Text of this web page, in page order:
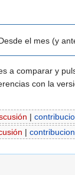
el mes (y
a comparar y
con la
|
|